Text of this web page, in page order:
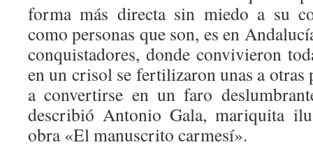
forma más directa sin miedo a su
como personas que son, es en
conquistadores, donde convivieron
en un crisol se fertilizaron unas a otras
a convertirse en un faro
describió Antonio Gala, mariquita
obra «El manuscrito carmesí».